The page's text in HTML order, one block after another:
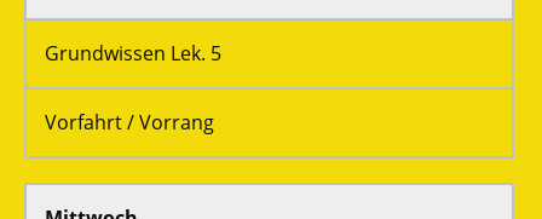
Grundwissen Lek. 5
Vorfahrt / Vorrang